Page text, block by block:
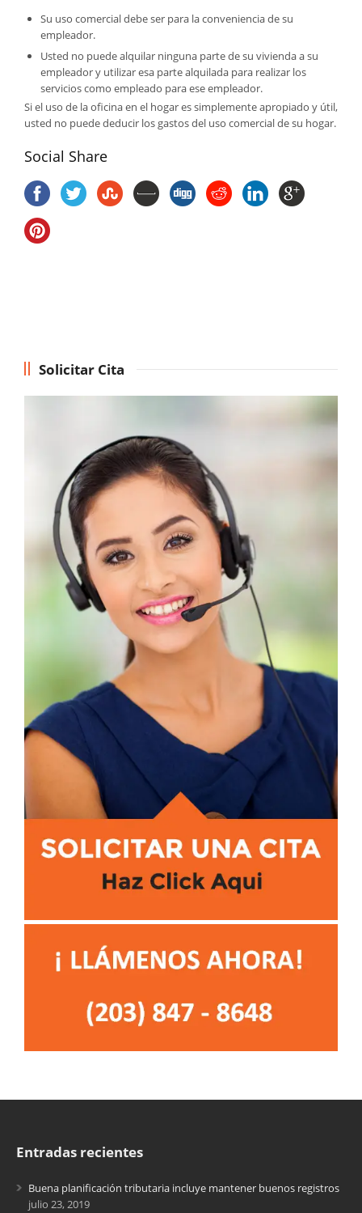
Su uso comercial debe ser para la conveniencia de su
empleador.
Usted no puede alquilar ninguna parte de su vivienda a su
empleador y utilizar esa parte alquilada para realizar los
servicios como empleado para ese empleador.
Si el uso de la oficina en el hogar es simplemente apropiado y útil,
usted no puede deducir los gastos del uso comercial de su hogar.
Social Share
Solicitar Cita
Entradas recientes
Buena planificación tributaria incluye mantener buenos registros
julio 23, 2019